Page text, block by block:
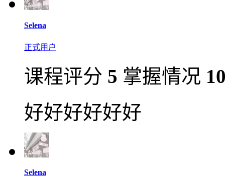
Selena
正式用户
课程评分 5 掌握情况
好好好好好好
Selena